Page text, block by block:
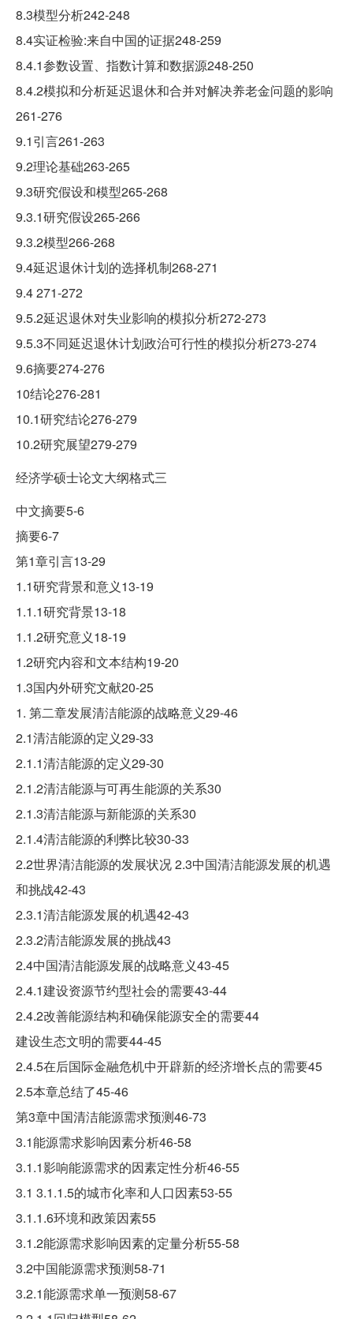
8.3模型分析242-248
8.4实证检验:来自中国的证据248-259
8.4.1参数设置、指数计算和数据源248-250
8.4.2模拟和分析延迟退休和合并对解决养老金问题的影响
261-276
9.1引言261-263
9.2理论基础263-265
9.3研究假设和模型265-268
9.3.1研究假设265-266
9.3.2模型266-268
9.4延迟退休计划的选择机制268-271
9.4 271-272
9.5.2延迟退休对失业影响的模拟分析272-273
9.5.3不同延迟退休计划政治可行性的模拟分析273-274
9.6摘要274-276
10结论276-281
10.1研究结论276-279
10.2研究展望279-279
经济学硕士论文大纲格式三
中文摘要5-6
摘要6-7
第1章引言13-29
1.1研究背景和意义13-19
1.1.1研究背景13-18
1.1.2研究意义18-19
1.2研究内容和文本结构19-20
1.3国内外研究文献20-25
1. 第二章发展清洁能源的战略意义29-46
2.1清洁能源的定义29-33
2.1.1清洁能源的定义29-30
2.1.2清洁能源与可再生能源的关系30
2.1.3清洁能源与新能源的关系30
2.1.4清洁能源的利弊比较30-33
2.2世界清洁能源的发展状况 2.3中国清洁能源发展的机遇
和挑战42-43
2.3.1清洁能源发展的机遇42-43
2.3.2清洁能源发展的挑战43
2.4中国清洁能源发展的战略意义43-45
2.4.1建设资源节约型社会的需要43-44
2.4.2改善能源结构和确保能源安全的需要44
建设生态文明的需要44-45
2.4.5在后国际金融危机中开辟新的经济增长点的需要45
2.5本章总结了45-46
第3章中国清洁能源需求预测46-73
3.1能源需求影响因素分析46-58
3.1.1影响能源需求的因素定性分析46-55
3.1 3.1.1.5的城市化率和人口因素53-55
3.1.1.6环境和政策因素55
3.1.2能源需求影响因素的定量分析55-58
3.2中国能源需求预测58-71
3.2.1能源需求单一预测58-67